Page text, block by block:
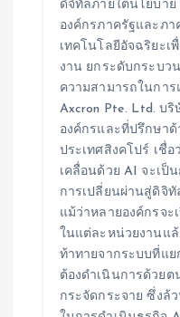
ดิจิทัลภายใต้นโยบาย
องค์กรภาครัฐและภา
เทคโนโลยีอัจฉริยะเ
งาน ยกระดับกระบว
ความสามารถในกา
Axcron Pte. Ltd. บ
องค์กรและที่ปรึกษา
ประเทศสิงคโปร์ เชื่
เคลื่อนด้วย AI จะเ
การเปลี่ยนผ่านสู่ดิจิ
แม้ว่าหลายองค์กรจะ
ในแต่ละหน่วยงานแ
ท้าทายจากระบบที่แ
ต้องดำเนินการด้วยต
กระจัดกระจาย ซึ่งล้